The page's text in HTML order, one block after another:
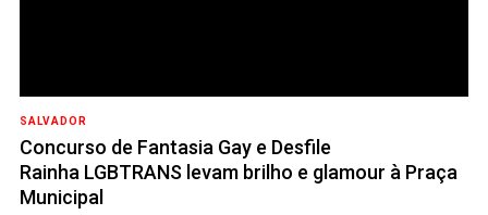
SALVADOR
Concurso de Fantasia Gay e Desfile
Rainha LGBTRANS levam brilho e glamour à Praça
Municipal